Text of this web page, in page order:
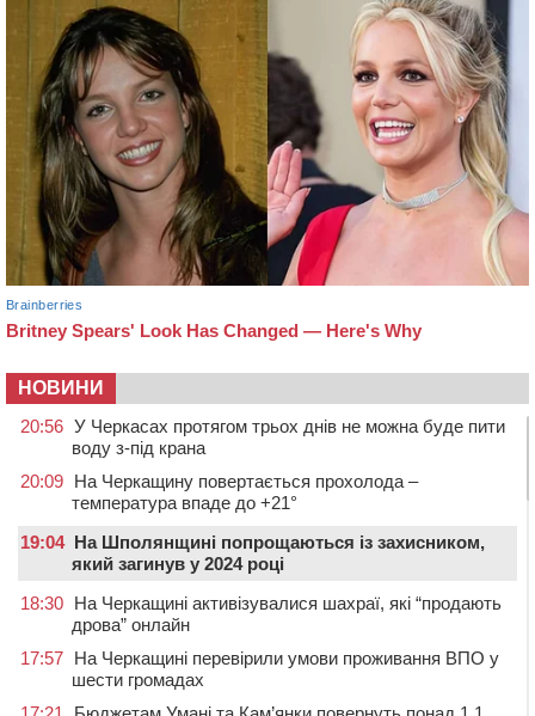
НОВИНИ
20:56 У Черкасах протягом трьох днів не можна буде пити
воду з-під крана
20:09 На Черкащину повертається прохолода –
температура впаде до +21°
19:04 На Шполянщині попрощаються із захисником,
який загинув у 2024 році
18:30 На Черкащині активізувалися шахраї, які “продають
дрова” онлайн
17:57 На Черкащині перевірили умови проживання ВПО у
шести громадах